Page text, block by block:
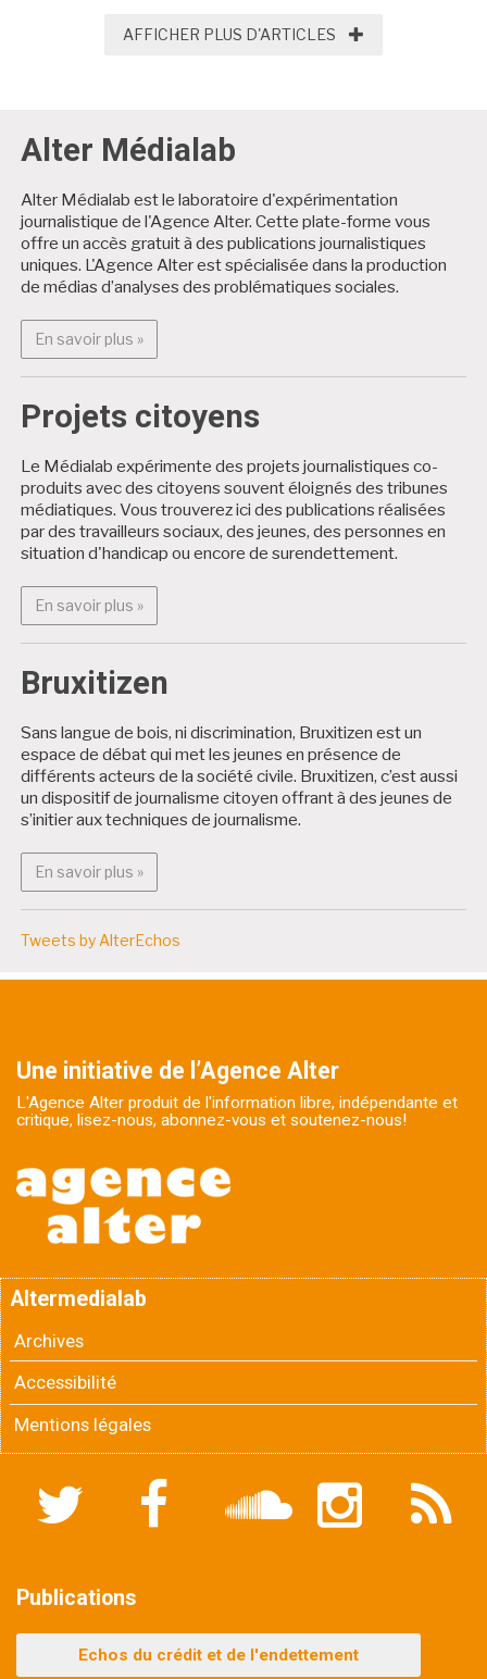
AFFICHER PLUS D'ARTICLES AFFICHER PLUS
Alter Médialab
Alter Médialab est le laboratoire d'expérimentation
journalistique de l'Agence Alter. Cette plate-forme vous
offre un accès gratuit à des publications journalistiques
uniques. L'Agence Alter est spécialisée dans la production
de médias d’analyses des problématiques sociales.
En savoir plus »En savoir plus : Alter Médialab
Projets citoyens
Le Médialab expérimente des projets journalistiques co-
produits avec des citoyens souvent éloignés des tribunes
médiatiques. Vous trouverez ici des publications réalisées
par des travailleurs sociaux, des jeunes, des personnes en
situation d'handicap ou encore de surendettement.
En savoir plus »En savoir plus : Projets citoyens
Bruxitizen
Sans langue de bois, ni discrimination, Bruxitizen est un
espace de débat qui met les jeunes en présence de
différents acteurs de la société civile. Bruxitizen, c’est aussi
un dispositif de journalisme citoyen offrant à des jeunes de
s’initier aux techniques de journalisme.
En savoir plus »En savoir plus : Bruxitizen
Tweets by AlterEchos
Une initiative de l’Agence Alter
L'Agence Alter produit de l'information libre, indépendante et
critique, lisez-nous, abonnez-vous et soutenez-nous!
Altermedialab
Archives
Accessibilité
Mentions légales
Facebook Soundcloud Instagram
RSS
Publications
Echos du crédit et de l'endettement